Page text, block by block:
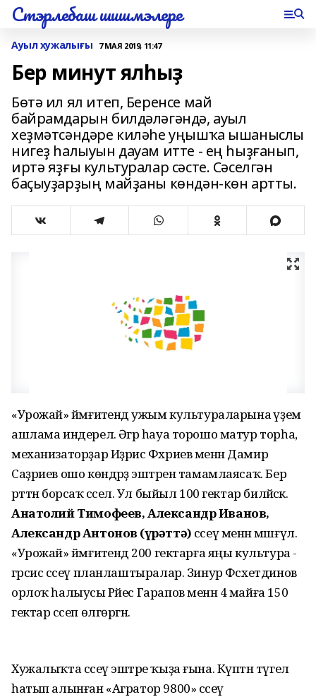
Стэрлебаш шишмэлере
Ауыл хужалығы 7 МАЯ 2019, 11:47
Бер минут ялһыҙ
Бөтә ил ял итеп, Беренсе май
байрамдарын билдәләгәндә, ауыл
хеҙмәтсәндәре киләһе уңышҡа ышаныслы
нигеҙ һалыуын дауам итте - ең һыҙғанып,
иртә яҙғы культуралар сәсте. Сәселгән
баҫыуҙарҙың майҙаны көндән-көн артты.
«Урожай» йәмғиәтендә ужым культураларына әүҙем
ашлама индерелә. Әгәр һауа торошо матур торһа,
механизаторҙар Иҙрис Фәхриев менән Дамир
Саҙриев ошо көндәрҙә эштәрен тамамлаясаҡ. Бер
рәттән борсаҡ сәселә. Ул быйыл 100 гектар биләйәсәк.
Анатолий Тимофеев, Александр Иванов,
Александр Антонов (һүрәттә) сәсеү менән мәшғүл.
«Урожай» йәмғиәтендә 200 гектарға яңы культура -
гәрсис сәсеү планлаштыралар. Зинур Фәсхетдинов
орлоҡ һалыусы Рәйес Гарапов менән 4 майға 150
гектар сәсеп өлгөргән.
Хужалыҡта сәсеү эштәре ҡыҙа ғына. Күптән түгел
һатып алынған «Агратор 9800» сәсеү